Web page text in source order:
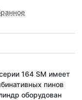
164 SM имеет
пинов
оборудован